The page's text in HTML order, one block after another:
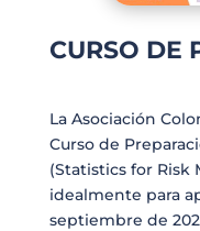
CURSO DE
La Asociación
Curso de
(Statistics for Risk
idealmente para
septiembre de